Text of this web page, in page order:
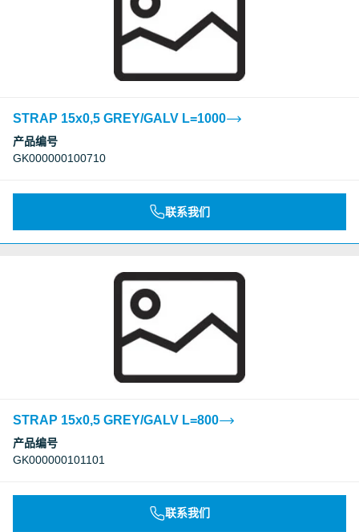
STRAP 15x0,5 GREY/GALV L=1000
产品编号
GK000000100710
联系我们
STRAP 15x0,5 GREY/GALV L=800
产品编号
GK000000101101
联系我们